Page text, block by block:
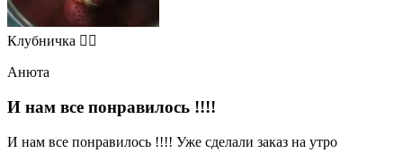
Клубничка 👍🏻
Анюта
И нам все понравилось !!!!
И нам все понравилось !!!! Уже сделали заказ на утро